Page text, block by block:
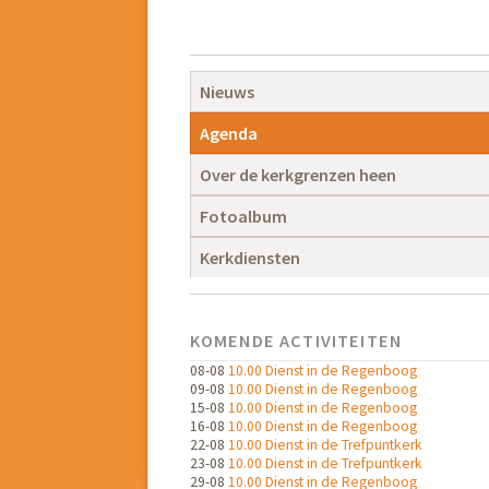
Navigatie
overslaan
Nieuws
Agenda
Over de kerkgrenzen heen
Fotoalbum
Kerkdiensten
KOMENDE ACTIVITEITEN
08-08 10.00 Dienst in de Regenboog
09-08 10.00 Dienst in de Regenboog
15-08 10.00 Dienst in de Regenboog
16-08 10.00 Dienst in de Regenboog
22-08 10.00 Dienst in de Trefpuntkerk
23-08 10.00 Dienst in de Trefpuntkerk
29-08 10.00 Dienst in de Regenboog